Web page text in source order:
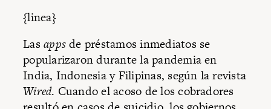
{linea}
Lasappsde préstamos inmediatos se
popularizaron durante la pandemia en
India, Indonesia y Filipinas, según la revista
Wired. Cuando el acoso de los cobradores